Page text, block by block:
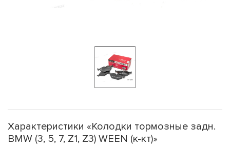
Характеристики «Колодки тормозные задн.
BMW (3, 5, 7, Z1, Z3) WEEN (к-кт)»